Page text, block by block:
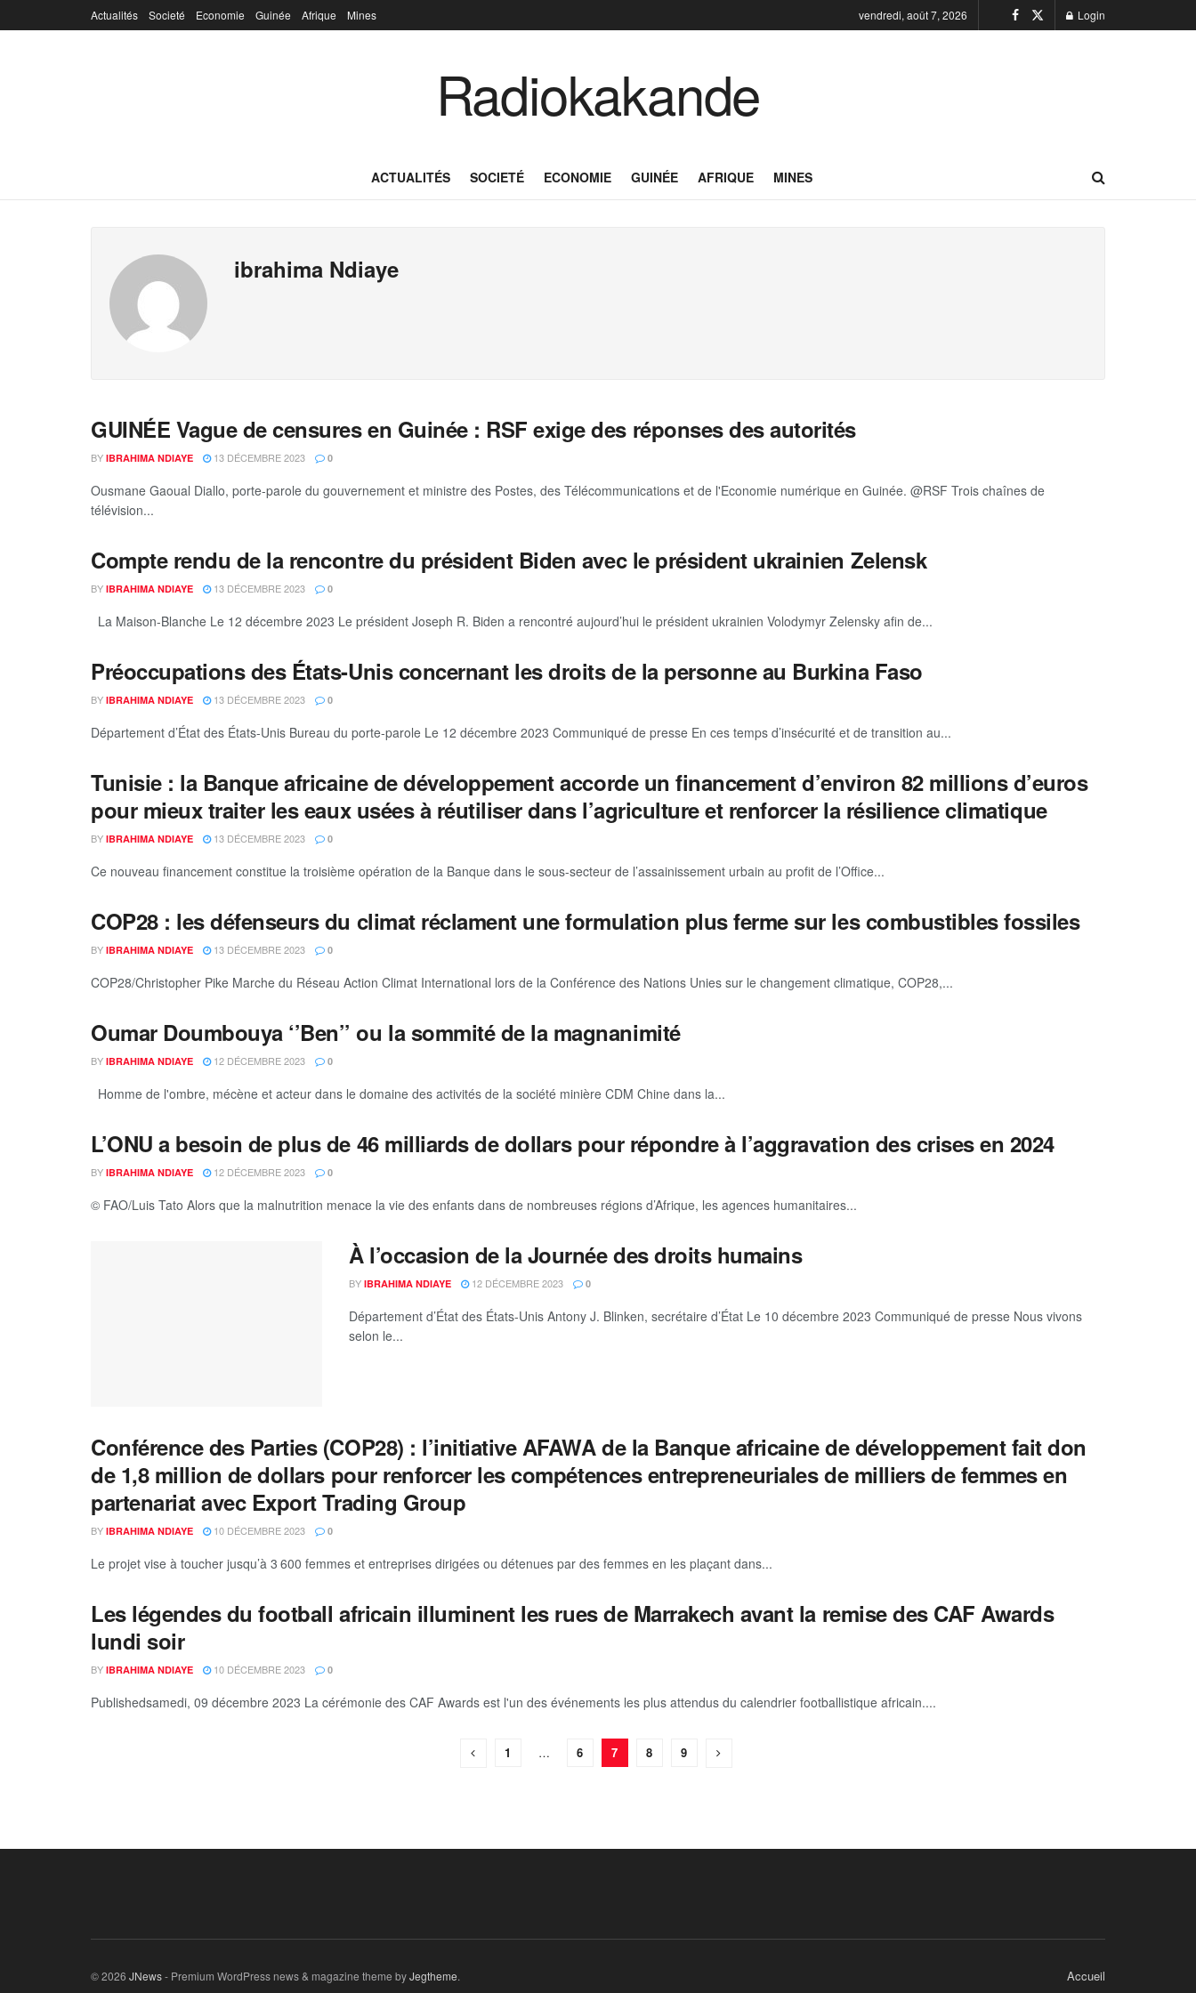
Actualités Societé Economie Guinée Afrique Mines vendredi, août 7, 2026 Login
Radiokakande
ACTUALITÉS SOCIETÉ ECONOMIE GUINÉE AFRIQUE MINES
ibrahima Ndiaye
GUINÉE Vague de censures en Guinée : RSF exige des réponses des autorités
BY IBRAHIMA NDIAYE 13 DÉCEMBRE 2023 0
Ousmane Gaoual Diallo, porte-parole du gouvernement et ministre des Postes, des Télécommunications et de l'Economie numérique en Guinée. @RSF Trois chaînes de
télévision...
Compte rendu de la rencontre du président Biden avec le président ukrainien Zelensk
BY IBRAHIMA NDIAYE 13 DÉCEMBRE 2023 0
La Maison-Blanche Le 12 décembre 2023 Le président Joseph R. Biden a rencontré aujourd’hui le président ukrainien Volodymyr Zelensky afin de...
Préoccupations des États-Unis concernant les droits de la personne au Burkina Faso
BY IBRAHIMA NDIAYE 13 DÉCEMBRE 2023 0
Département d’État des États-Unis Bureau du porte-parole Le 12 décembre 2023 Communiqué de presse En ces temps d’insécurité et de transition au...
Tunisie : la Banque africaine de développement accorde un financement d’environ 82 millions d’euros
pour mieux traiter les eaux usées à réutiliser dans l’agriculture et renforcer la résilience climatique
BY IBRAHIMA NDIAYE 13 DÉCEMBRE 2023 0
Ce nouveau financement constitue la troisième opération de la Banque dans le sous-secteur de l’assainissement urbain au profit de l’Office...
COP28 : les défenseurs du climat réclament une formulation plus ferme sur les combustibles fossiles
BY IBRAHIMA NDIAYE 13 DÉCEMBRE 2023 0
COP28/Christopher Pike Marche du Réseau Action Climat International lors de la Conférence des Nations Unies sur le changement climatique, COP28,...
Oumar Doumbouya ‘’Ben’’ ou la sommité de la magnanimité
BY IBRAHIMA NDIAYE 12 DÉCEMBRE 2023 0
Homme de l'ombre, mécène et acteur dans le domaine des activités de la société minière CDM Chine dans la...
L’ONU a besoin de plus de 46 milliards de dollars pour répondre à l’aggravation des crises en 2024
BY IBRAHIMA NDIAYE 12 DÉCEMBRE 2023 0
© FAO/Luis Tato Alors que la malnutrition menace la vie des enfants dans de nombreuses régions d’Afrique, les agences humanitaires...
À l’occasion de la Journée des droits humains
BY IBRAHIMA NDIAYE 12 DÉCEMBRE 2023 0
Département d’État des États-Unis Antony J. Blinken, secrétaire d’État Le 10 décembre 2023 Communiqué de presse Nous vivons
selon le...
Conférence des Parties (COP28) : l’initiative AFAWA de la Banque africaine de développement fait don
de 1,8 million de dollars pour renforcer les compétences entrepreneuriales de milliers de femmes en
partenariat avec Export Trading Group
BY IBRAHIMA NDIAYE 10 DÉCEMBRE 2023 0
Le projet vise à toucher jusqu’à 3 600 femmes et entreprises dirigées ou détenues par des femmes en les plaçant dans...
Les légendes du football africain illuminent les rues de Marrakech avant la remise des CAF Awards
lundi soir
BY IBRAHIMA NDIAYE 10 DÉCEMBRE 2023 0
Publishedsamedi, 09 décembre 2023 La cérémonie des CAF Awards est l'un des événements les plus attendus du calendrier footballistique africain....
1 … 6 7 8 9
Accueil
© 2026 JNews- Premium WordPress news & magazine theme byJegtheme.